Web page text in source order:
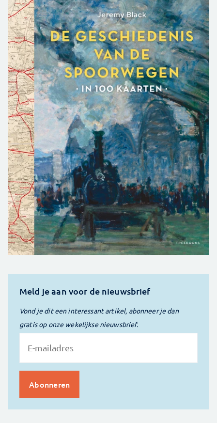
Meld je aan voor de nieuwsbrief
Vond je dit een interessant artikel, abonneer je dan
gratis op onze wekelijkse nieuwsbrief.